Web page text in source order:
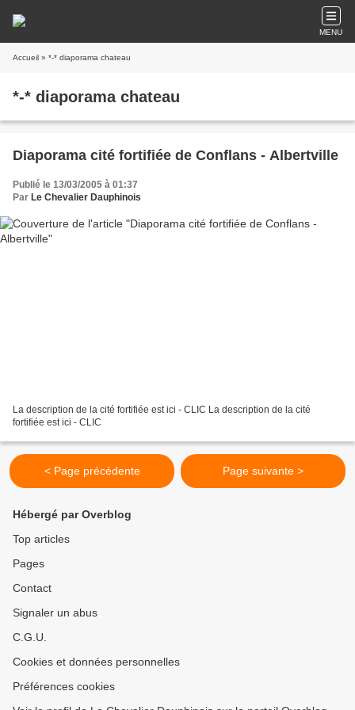
MENU
Accueil » *-* diaporama chateau
*-* diaporama chateau
Diaporama cité fortifiée de Conflans - Albertville
Publié le 13/03/2005 à 01:37
Par Le Chevalier Dauphinois
La description de la cité fortifiée est ici - CLIC La description de la cité
fortifiée est ici - CLIC
< Page précédente Page suivante >
Hébergé par Overblog
Top articles
Pages
Contact
Signaler un abus
C.G.U.
Cookies et données personnelles
Préférences cookies